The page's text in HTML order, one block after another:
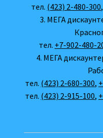
тел. (423) 2-480-300,
3. МЕГА
тел. +7-902-480-
4. МЕГА
тел. (423) 2-680-300,
тел. (423) 2-915-100,